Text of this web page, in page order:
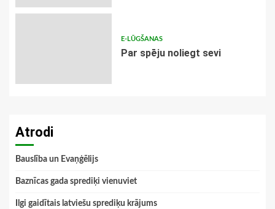
E-LŪGŠANAS
Par spēju noliegt sevi
Atrodi
Bauslība un Evaņģēlijs
Baznīcas gada sprediķi vienuviet
Ilgi gaidītais latviešu sprediķu krājums